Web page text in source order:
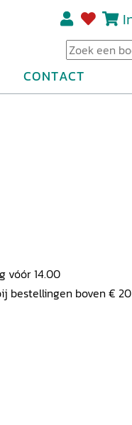
CONTACT
vóór 14.00
bestellingen boven € 20